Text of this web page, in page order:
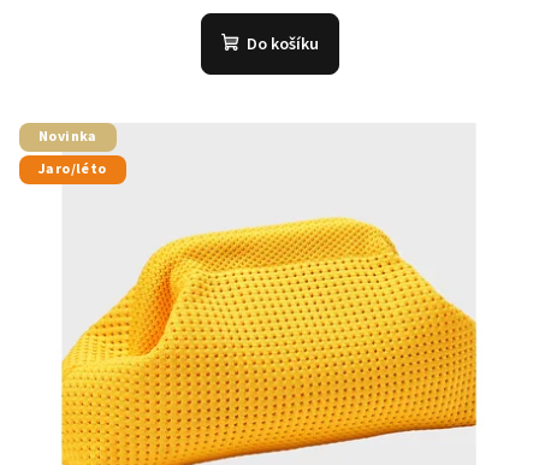
Do košíku
Novinka
Jaro/léto